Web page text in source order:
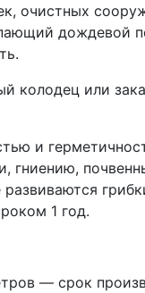
очистных
дождевой
колодец или
и
гниению,
1 год.
— срок